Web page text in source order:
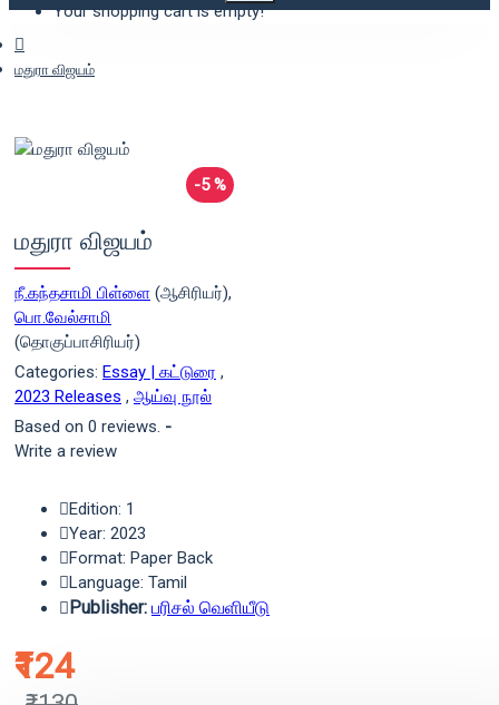
Your shopping cart is empty!
மதுரா விஜயம்
-5 %
மதுரா விஜயம்
நீ.கந்தசாமி பிள்ளை (ஆசிரியர்),
பொ.வேல்சாமி
(தொகுப்பாசிரியர்)
Categories: Essay | கட்டுரை ,
2023 Releases , ஆய்வு நூல்
Based on 0 reviews. -
Write a review
₹124
Edition: 1
Year: 2023
Format: Paper Back
Language: Tamil
Publisher: பரிசல் வெளியீடு